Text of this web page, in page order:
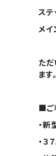
ス
メイ
た
ます。
■
・
・